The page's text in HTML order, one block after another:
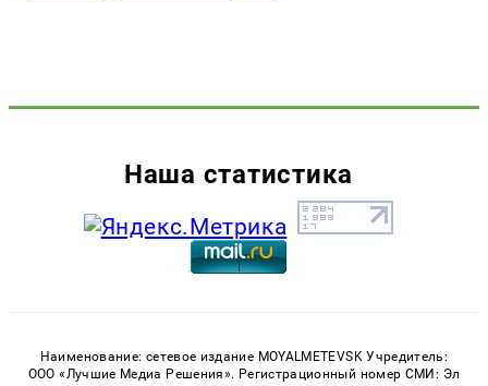
Наша статистика
Наименование: сетевое издание MOYALMETEVSK Учредитель:
ООО «Лучшие Медиа Решения». Регистрационный номер СМИ: Эл